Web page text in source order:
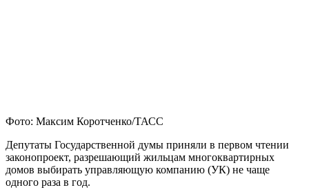
Фото: Максим Коротченко/ТАСС
Депутаты Государственной думы приняли в первом чтении
законопроект, разрешающий жильцам многоквартирных
домов выбирать управляющую компанию (УК) не чаще
одного раза в год.